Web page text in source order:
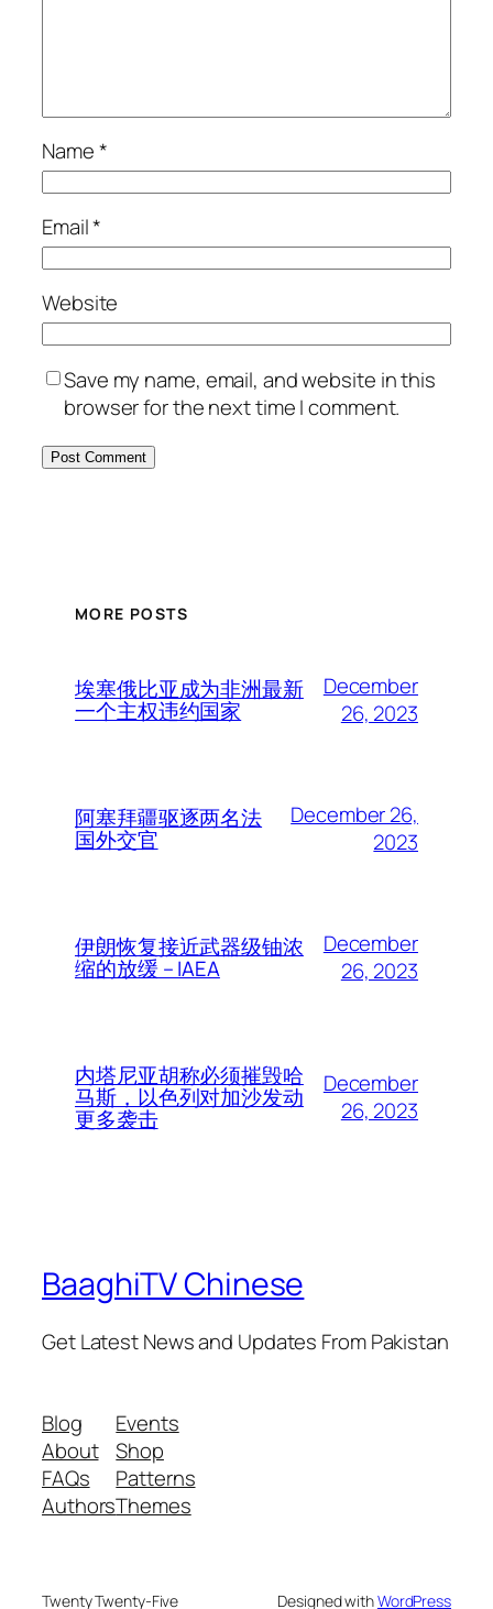
Name*
Email*
Website
Save my name, email, and website in this
browser for the next time I comment.
MORE POSTS
埃塞俄比亚成为非洲最新
一个主权违约国家
December
26, 2023
阿塞拜疆驱逐两名法
国外交官
December 26,
2023
伊朗恢复接近武器级铀浓
缩的放缓 – IAEA
December
26, 2023
内塔尼亚胡称必须摧毁哈
马斯，以色列对加沙发动
更多袭击
December
26, 2023
BaaghiTV Chinese
Get Latest News and Updates From Pakistan
Blog
About
FAQs
Authors
Events
Shop
Patterns
Themes
Twenty Twenty-Five Designed withWordPress